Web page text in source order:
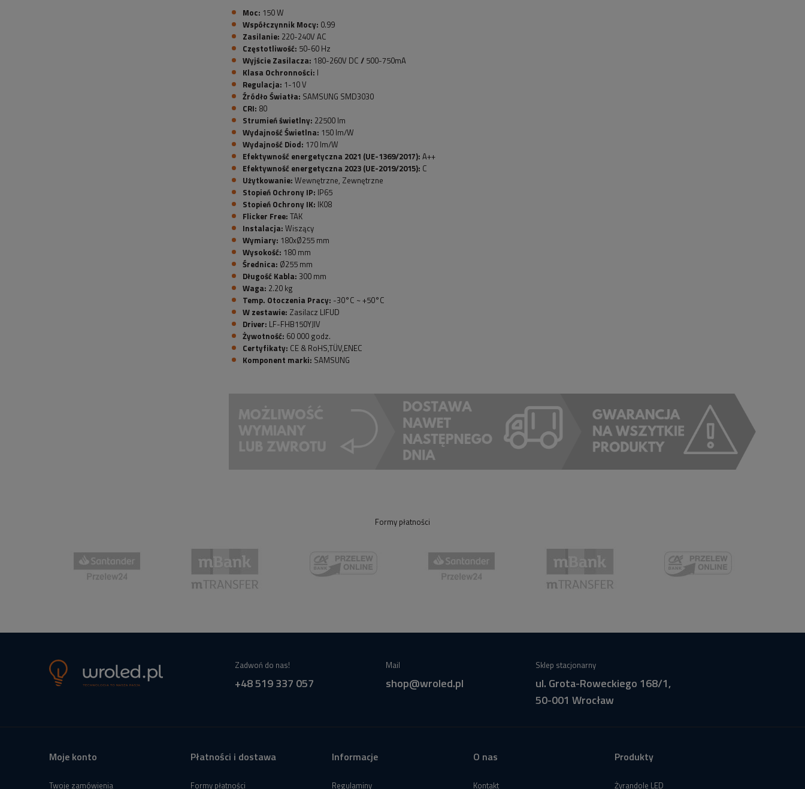
Moc: 150 W
Współczynnik Mocy: 0.99
Zasilanie: 220-240V AC
Częstotliwość: 50-60 Hz
Wyjście Zasilacza: 180-260V DC // 500-750mA
Klasa Ochronności: I
Regulacja: 1-10 V
Źródło Światła: SAMSUNG SMD3030
CRI: 80
Strumień świetlny: 22500 lm
Wydajność Świetlna: 150 lm/W
Wydajność Diod: 170 lm/W
Efektywność energetyczna 2021 (UE-1369/2017): A++
Efektywność energetyczna 2023 (UE-2019/2015): C
Użytkowanie: Wewnętrzne, Zewnętrzne
Stopień Ochrony IP: IP65
Stopień Ochrony IK: IK08
Flicker Free: TAK
Instalacja: Wiszący
Wymiary: 180xØ255 mm
Wysokość: 180 mm
Średnica: Ø255 mm
Długość Kabla: 300 mm
Waga: 2.20 kg
Temp. Otoczenia Pracy: -30°C ~ +50°C
W zestawie: Zasilacz LIFUD
Driver: LF-FHB150YJIV
Żywotność: 60 000 godz.
Certyfikaty: CE & RoHS,TÜV,ENEC
Komponent marki: SAMSUNG
Formy płatności
Zadwoń do nas!
+48 519 337 057
Mail
shop@wroled.pl
Sklep stacjonarny
ul. Grota-Roweckiego 168/1,
50-001 Wrocław
Moje konto
Twoje zamówienia
Płatności i dostawa
Formy płatności
Informacje
Regulaminy
O nas
Kontakt
Produkty
Żyrandole LED